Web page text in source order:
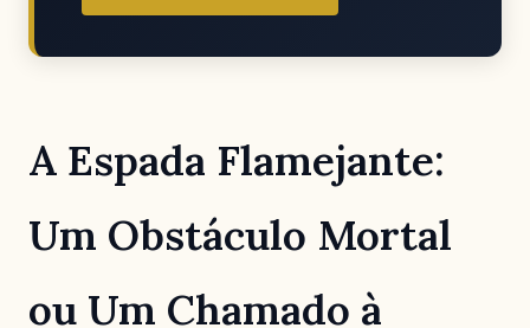
A Espada Flamejante:
Um Obstáculo Mortal
ou Um Chamado à